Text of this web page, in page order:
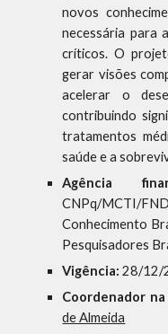
novos
necessária para
críticos. O
gerar visões
acelerar o
contribuindo
tratamentos
saúde e a
Agência
CNPq/MCTI/
Conhecimento
Pesquisadores
Vigência: 28/12/
Coordenador na
de Almeida